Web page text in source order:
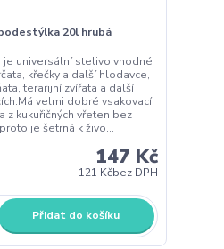
20l hrubá
je universální stelivo vhodné
křečky a další hlodavce,
terarijní zvířata a další
velmi dobré vsakovací
z kukuřičných vřeten bez
je šetrná k živo...
147 Kč
121 Kčbez DPH
Přidat do košíku